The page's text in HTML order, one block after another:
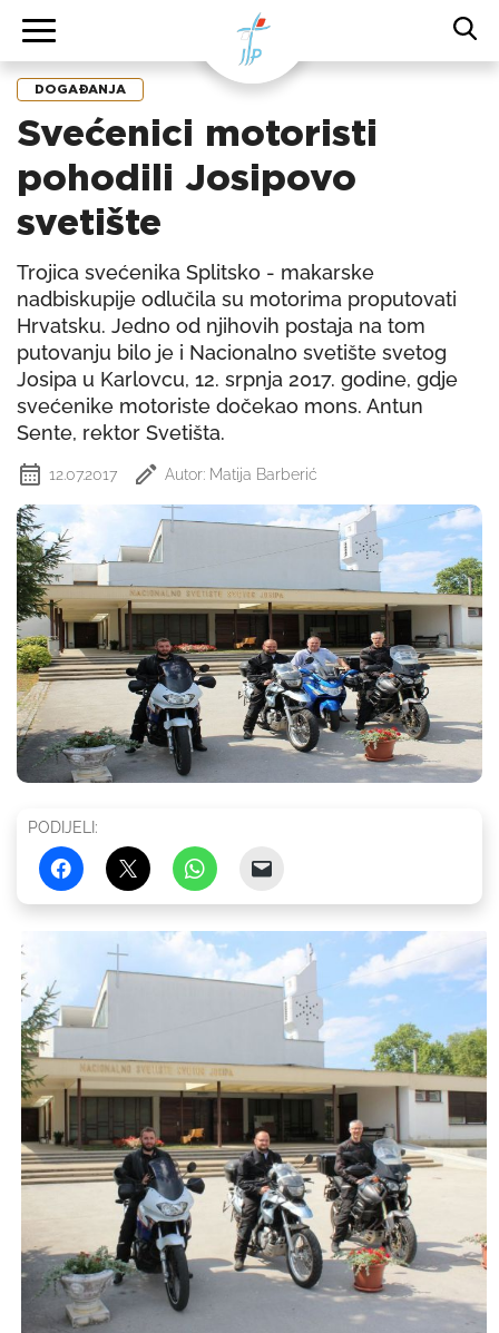
DOGAĐANJA
Svećenici motoristi
pohodili Josipovo
svetište
Trojica svećenika Splitsko - makarske
nadbiskupije odlučila su motorima proputovati
Hrvatsku. Jedno od njihovih postaja na tom
putovanju bilo je i Nacionalno svetište svetog
Josipa u Karlovcu, 12. srpnja 2017. godine, gdje
svećenike motoriste dočekao mons. Antun
Sente, rektor Svetišta.
12.07.2017 Autor: Matija Barberić
PODIJELI: